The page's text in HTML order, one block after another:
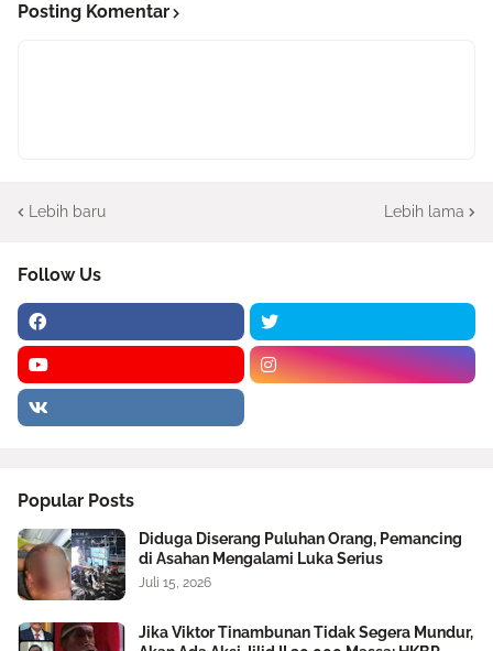
Posting Komentar
Lebih baru Lebih lama
Follow Us
Popular Posts
Diduga Diserang Puluhan Orang, Pemancing
di Asahan Mengalami Luka Serius
Juli 15, 2026
Jika Viktor Tinambunan Tidak Segera Mundur,